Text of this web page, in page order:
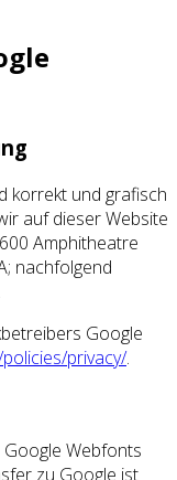
korrekt und grafisch
auf dieser Website
Amphitheatre
nachfolgend
Google
privacy/.
Google Webfonts
zu Google ist